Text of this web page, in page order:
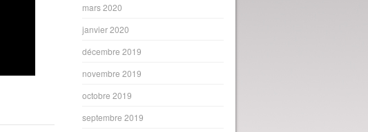
mars 2020
janvier 2020
décembre 2019
novembre 2019
octobre 2019
septembre 2019